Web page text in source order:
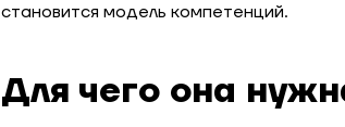
становится модель компетенций.
Для чего она